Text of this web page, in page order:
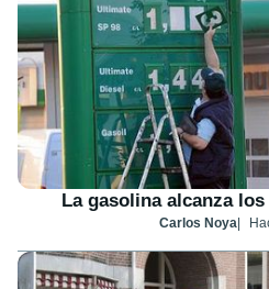
La gasolina alcanza
Carlos Noya